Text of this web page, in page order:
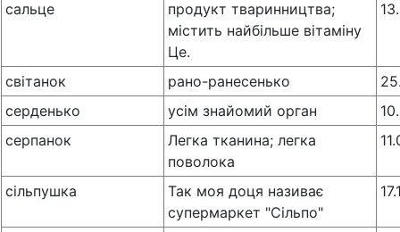
сальце
продукт тваринництва;
містить найбільше вітаміну
Це.
світанок рано-ранесенько
серденько
усім знайомий орган
серпанок
Легка тканина; легка
поволока
сільпушка
Так моя доця називає
супермаркет "Сільпо"